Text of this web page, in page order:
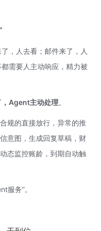
，人去看；邮件来了，人
需要人主动响应，精力被
，Agent主动处理。
规的直接放行，异常的推
意图，生成回复草稿，财
态监控账龄，到期自动触
服务”。